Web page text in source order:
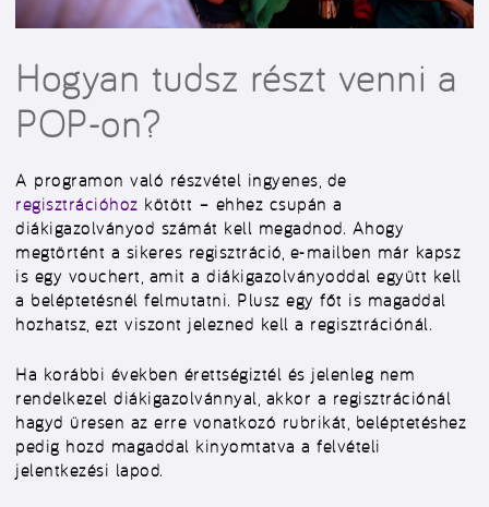
Hogyan tudsz részt venni a
POP-on?
A programon való részvétel ingyenes, de
regisztrációhoz kötött – ehhez csupán a
diákigazolványod számát kell megadnod. Ahogy
megtörtént a sikeres regisztráció, e-mailben már kapsz
is egy vouchert, amit a diákigazolványoddal együtt kell
a beléptetésnél felmutatni. Plusz egy főt is magaddal
hozhatsz, ezt viszont jelezned kell a regisztrációnál.
Ha korábbi években érettségiztél és jelenleg nem
rendelkezel diákigazolvánnyal, akkor a regisztrációnál
hagyd üresen az erre vonatkozó rubrikát, beléptetéshez
pedig hozd magaddal kinyomtatva a felvételi
jelentkezési lapod.